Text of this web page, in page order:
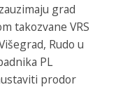
grad
takozvane VRS
Rudo u
PL
prodor